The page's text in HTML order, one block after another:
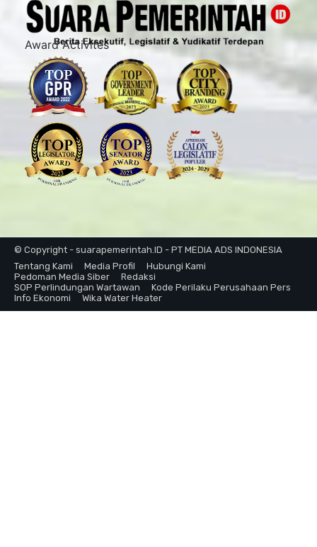
Award Activites
© Copyright - suarapemerintah.ID - PT MEDIA ADS INDONESIA
Tentang Kami
Media Profil
Hubungi Kami
Pedoman Media Siber
Redaksi
SOP Perlindungan Wartawan
Kode Perilaku Perusahaan Pers
Info Ekonomi
Wika Water Heater